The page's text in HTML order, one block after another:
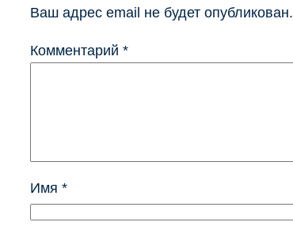
Ваш адрес email не будет опубликован.
Комментарий *
Имя *